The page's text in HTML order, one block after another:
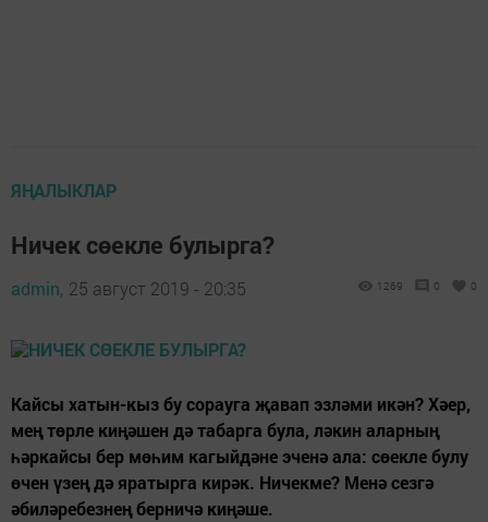
ЯҢАЛЫКЛАР
Ничек сөекле булырга?
admin, 25 август 2019 - 20:35 1269 0 0
Кайсы хатын-кыз бу сорауга җавап эзләми икән? Хәер,
мең төрле киңәшен дә табарга була, ләкин аларның
һәркайсы бер мөһим кагыйдәне эченә ала: сөекле булу
өчен үзең дә яратырга кирәк. Ничекме? Менә сезгә
әбиләребезнең берничә киңәше.